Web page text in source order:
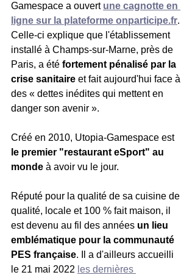
Gamespace a ouvert une cagnotte en
ligne sur la plateforme onparticipe.fr.
Celle-ci explique que l'établissement
installé à Champs-sur-Marne, près de
Paris, a été fortement pénalisé par la
crise sanitaire et fait aujourd'hui face à
des « dettes inédites qui mettent en
danger son avenir ».
Créé en 2010, Utopia-Gamespace est
le premier "restaurant eSport" au
monde à avoir vu le jour.
Réputé pour la qualité de sa cuisine de
qualité, locale et 100 % fait maison, il
est devenu au fil des années un lieu
emblématique pour la communauté
PES française. Il a d'ailleurs accueilli
le 21 mai 2022 les dernières